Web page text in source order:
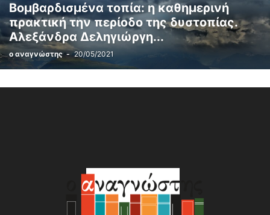
Βομβαρδισμένα τοπία: η καθημερινή
πρακτική την περίοδο της δυστοπίας.
Αλεξάνδρα Δεληγιώργη...
ο αναγνώστης - 20/05/2021